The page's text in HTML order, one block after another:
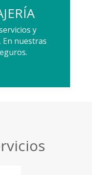
y
En nuestras